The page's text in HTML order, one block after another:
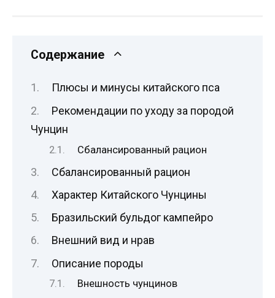
Содержание
Плюсы и минусы китайского пса
Рекомендации по уходу за породой
Чунцин
Сбалансированный рацион
Сбалансированный рацион
Характер Китайского Чунцины
Бразильский бульдог кампейро
Внешний вид и нрав
Описание породы
Внешность чунцинов